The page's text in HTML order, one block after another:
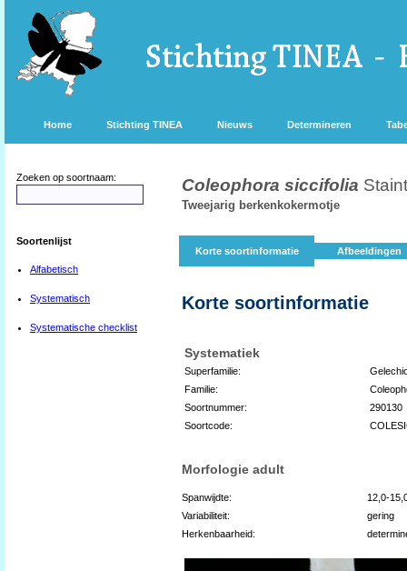
Home Stichting TINEA Nieuws Determineren
Zoeken op soortnaam:
Soortenlijst
Alfabetisch
Systematisch
Systematische checklist
Coleophora siccifolia
Tweejarig berkenkokermotje
Korte soortinformatie Afbeeldingen
Korte soortinformatie
Systematiek
Superfamilie:
Familie:
Soortnummer:
290130
Soortcode:
Morfologie adult
Spanwijdte:
12,0-
Variabiliteit:
gering
Herkenbaarheid: